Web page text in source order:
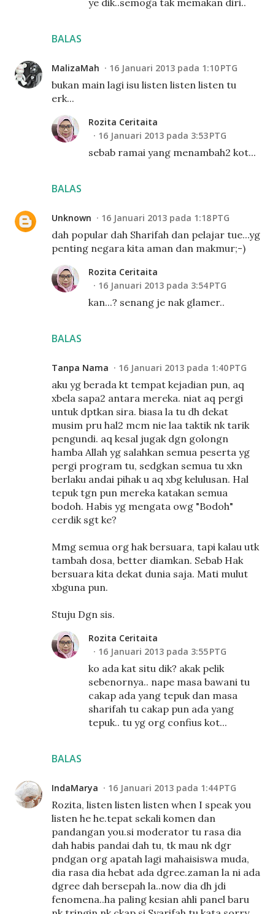
BALAS
ye dik..semoga tak memakan diri..
MalizaMah 16 Januari 2013 pada 1:10 PTG
bukan main lagi isu listen listen listen tu
erk...
BALAS
Rozita Ceritaita
16 Januari 2013 pada 3:53 PTG
sebab ramai yang menambah2 kot...
Unknown 16 Januari 2013 pada 1:18 PTG
dah popular dah Sharifah dan pelajar tue...yg
penting negara kita aman dan makmur;-)
BALAS
Rozita Ceritaita
16 Januari 2013 pada 3:54 PTG
kan...? senang je nak glamer..
Tanpa Nama 16 Januari 2013 pada 1:40 PTG
aku yg berada kt tempat kejadian pun, aq
xbela sapa2 antara mereka. niat aq pergi
untuk dptkan sira. biasa la tu dh dekat
musim pru hal2 mcm nie laa taktik nk tarik
pengundi. aq kesal jugak dgn golongn
hamba Allah yg salahkan semua peserta yg
pergi program tu, sedgkan semua tu xkn
berlaku andai pihak u aq xbg kelulusan. Hal
tepuk tgn pun mereka katakan semua
bodoh. Habis yg mengata owg "Bodoh"
cerdik sgt ke?
Mmg semua org hak bersuara, tapi kalau utk
tambah dosa, better diamkan. Sebab Hak
bersuara kita dekat dunia saja. Mati mulut
xbguna pun.
Stuju Dgn sis.
BALAS
Rozita Ceritaita
16 Januari 2013 pada 3:55 PTG
ko ada kat situ dik? akak pelik
sebenornya.. nape masa bawani tu
cakap ada yang tepuk dan masa
sharifah tu cakap pun ada yang
tepuk.. tu yg org confius kot...
IndaMarya 16 Januari 2013 pada 1:44 PTG
Rozita, listen listen listen when I speak you
listen he he.tepat sekali komen dan
pandangan you.si moderator tu rasa dia
dah habis pandai dah tu, tk mau nk dgr
pndgan org apatah lagi mahaisiswa muda,
dia rasa dia hebat ada dgree.zaman la ni ada
dgree dah bersepah la..now dia dh jdi
fenomena..ha paling kesian ahli panel baru